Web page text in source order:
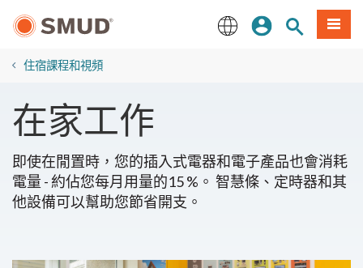
登入站內搜尋
選單
住宿課程和視頻
在家工作
即使在閒置時，您的插入式電器和電子產品也會消耗
電量 - 約佔您每月用量的15 %。 智慧條、定時器和其
他設備可以幫助您節省開支。